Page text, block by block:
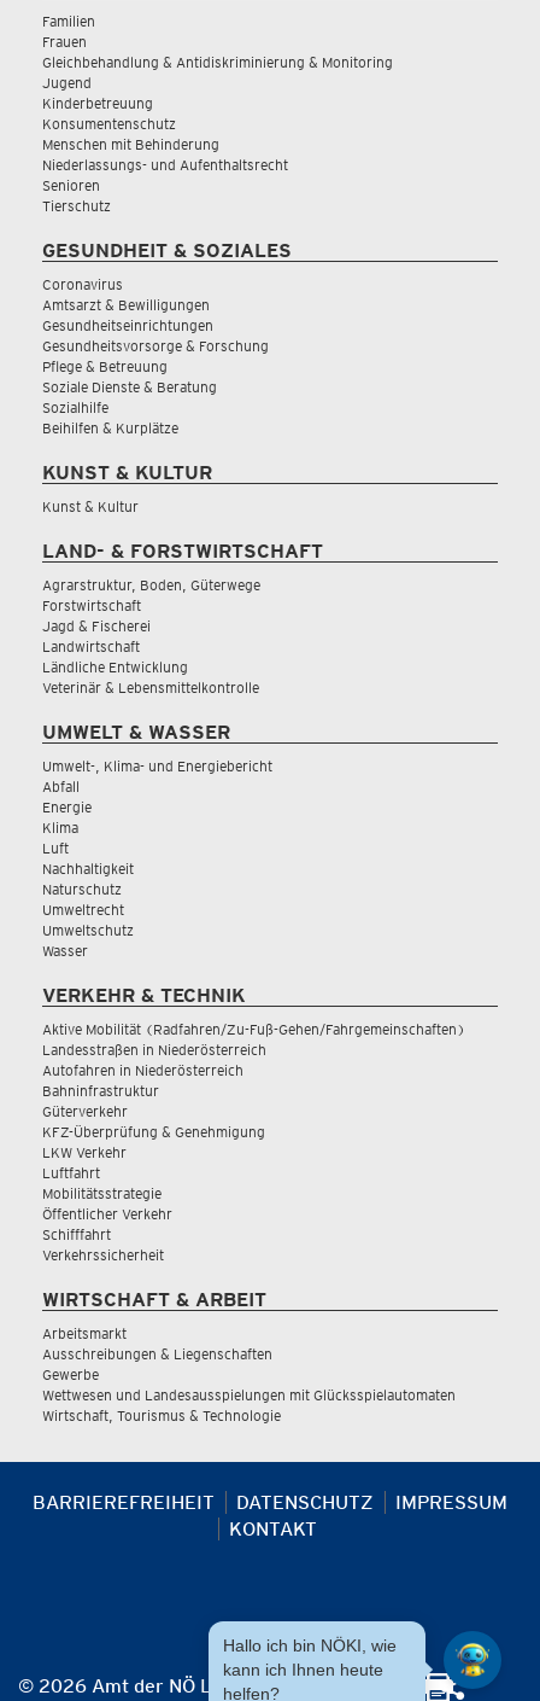
Familien
Frauen
Gleichbehandlung & Antidiskriminierung & Monitoring
Jugend
Kinderbetreuung
Konsumentenschutz
Menschen mit Behinderung
Niederlassungs- und Aufenthaltsrecht
Senioren
Tierschutz
GESUNDHEIT & SOZIALES
Coronavirus
Amtsarzt & Bewilligungen
Gesundheitseinrichtungen
Gesundheitsvorsorge & Forschung
Pflege & Betreuung
Soziale Dienste & Beratung
Sozialhilfe
Beihilfen & Kurplätze
KUNST & KULTUR
Kunst & Kultur
LAND- & FORSTWIRTSCHAFT
Agrarstruktur, Boden, Güterwege
Forstwirtschaft
Jagd & Fischerei
Landwirtschaft
Ländliche Entwicklung
Veterinär & Lebensmittelkontrolle
UMWELT & WASSER
Umwelt-, Klima- und Energiebericht
Abfall
Energie
Klima
Luft
Nachhaltigkeit
Naturschutz
Umweltrecht
Umweltschutz
Wasser
VERKEHR & TECHNIK
Aktive Mobilität (Radfahren/Zu-Fuß-Gehen/Fahrgemeinschaften)
Landesstraßen in Niederösterreich
Autofahren in Niederösterreich
Bahninfrastruktur
Güterverkehr
KFZ-Überprüfung & Genehmigung
LKW Verkehr
Luftfahrt
Mobilitätsstrategie
Öffentlicher Verkehr
Schifffahrt
Verkehrssicherheit
WIRTSCHAFT & ARBEIT
Arbeitsmarkt
Ausschreibungen & Liegenschaften
Gewerbe
Wettwesen und Landesausspielungen mit Glücksspielautomaten
Wirtschaft, Tourismus & Technologie
BARRIEREFREIHEIT DATENSCHUTZ
IMPRESSUM
KONTAKT
© 2026 Amt der NÖ Landesregierung
Hallo ich bin NÖKI, wie
kann ich Ihnen heute
helfen?